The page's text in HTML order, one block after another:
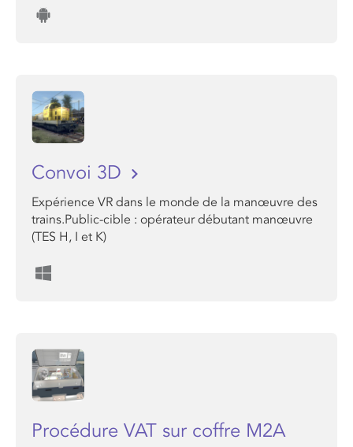
Convoi 3D
Expérience VR dans le monde de la manœuvre des
trains.Public-cible : opérateur débutant manœuvre
(TES H, I et K)
Procédure VAT sur coffre M2A